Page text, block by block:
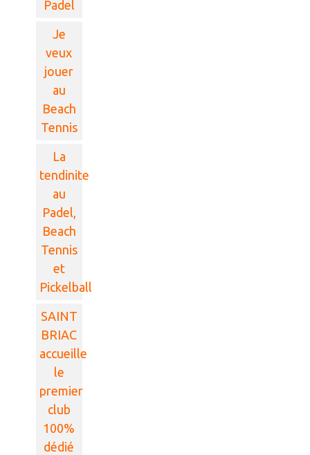
Padel
Je
veux
jouer
au
Beach
Tennis
La
tendinite
au
Padel,
Beach
Tennis
et
Pickelball
SAINT
BRIAC
accueille
le
premier
club
100%
dédié